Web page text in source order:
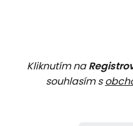
Kliknutím na
souhlasím s